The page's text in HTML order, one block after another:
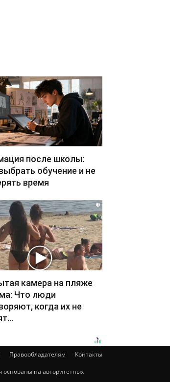
после школы:
обучение и не
время
i
камера на пляже
Что люди
когда их не
Правообладателям Контакты
основаны на авторитетных